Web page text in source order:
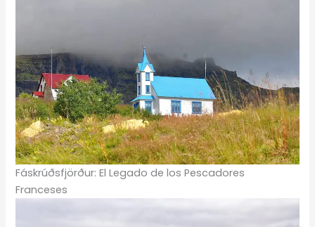
Fáskrúðsfjörður: El Legado de los Pescadores
Franceses